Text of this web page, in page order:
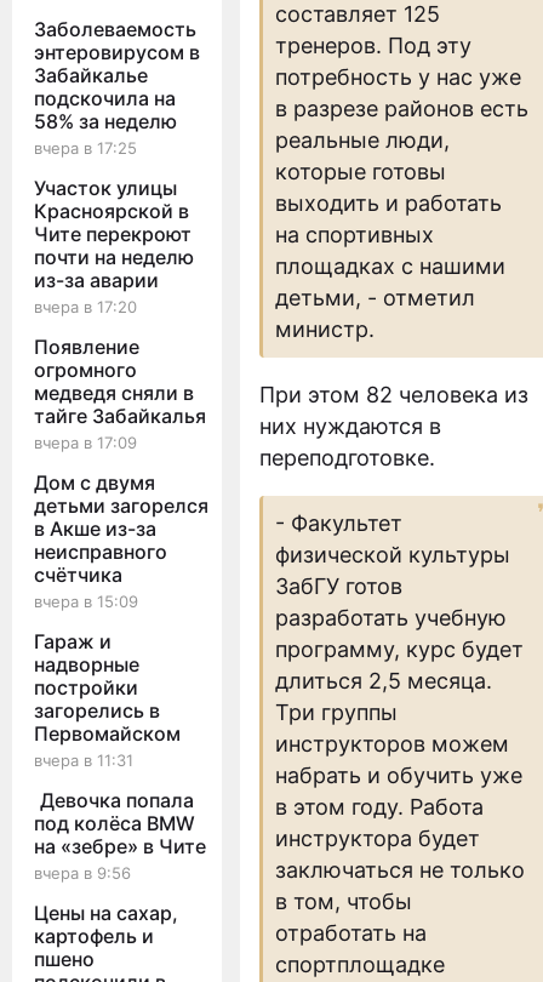
Заболеваемость
энтеровирусом в
Забайкалье
подскочила на
58% за неделю
вчера в 17:25
Участок улицы
Красноярской в
Чите перекроют
почти на неделю
из-за аварии
вчера в 17:20
Появление
огромного
медведя сняли в
тайге Забайкалья
вчера в 17:09
Дом с двумя
детьми загорелся
в Акше из-за
неисправного
счётчика
вчера в 15:09
Гараж и
надворные
постройки
загорелись в
Первомайском
вчера в 11:31
Девочка попала
под колёса BMW
на «зебре» в Чите
вчера в 9:56
Цены на сахар,
картофель и
пшено
составляет 125
тренеров. Под эту
потребность у нас уже
в разрезе районов есть
реальные люди,
которые готовы
выходить и работать
на спортивных
площадках с нашими
детьми, - отметил
министр.
При этом 82 человека из
них нуждаются в
переподготовке.
- Факультет
физической культуры
ЗабГУ готов
разработать учебную
программу, курс будет
длиться 2,5 месяца.
Три группы
инструкторов можем
набрать и обучить уже
в этом году. Работа
инструктора будет
заключаться не только
в том, чтобы
отработать на
спортплощадке